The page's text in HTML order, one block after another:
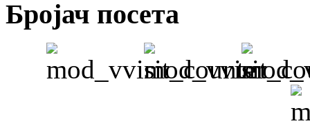
Бројач посета